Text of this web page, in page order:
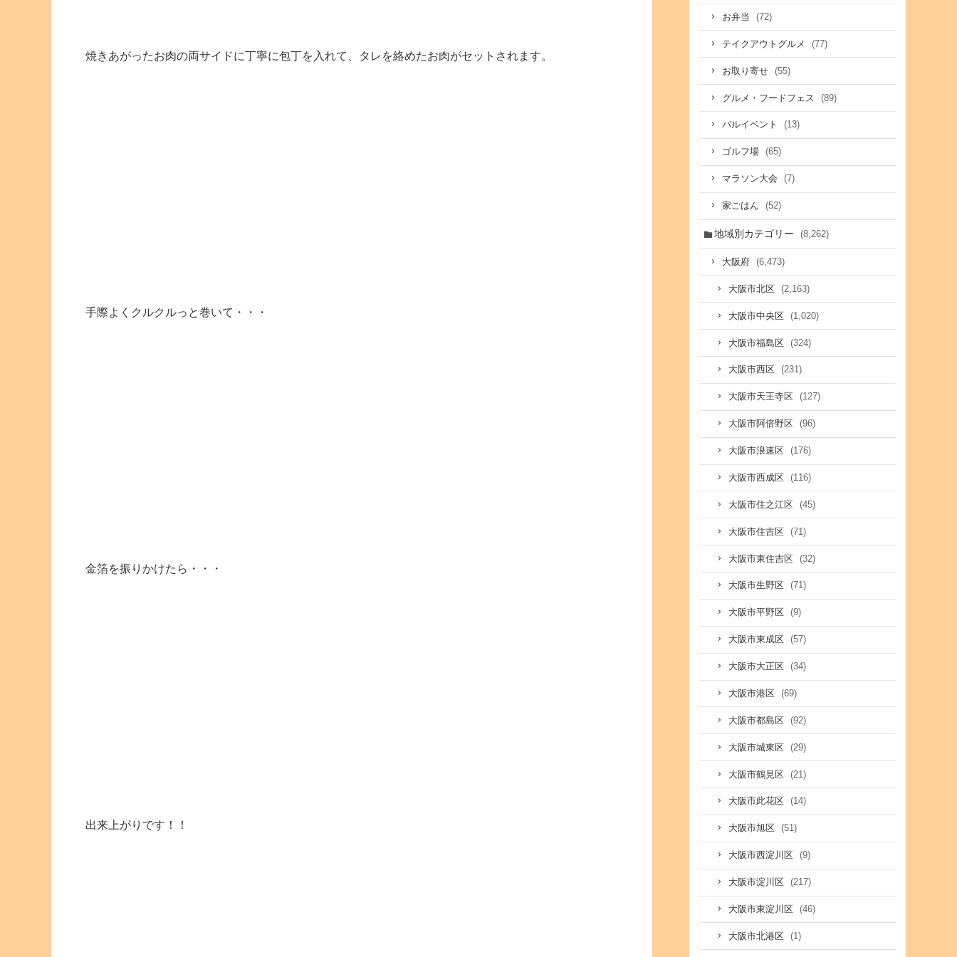
焼きあがったお肉の両サイドに丁寧に包丁を入れて、タレを絡めたお肉がセットされます。
手際よくクルクルっと巻いて・・・
金箔を振りかけたら・・・
出来上がりです！！
お弁当 (72)
テイクアウトグルメ (77)
お取り寄せ (55)
グルメ・フードフェス (89)
バルイベント (13)
ゴルフ場 (65)
マラソン大会 (7)
家ごはん (52)
地域別カテゴリー (8,262)
大阪府 (6,473)
大阪市北区 (2,163)
大阪市中央区 (1,020)
大阪市福島区 (324)
大阪市西区 (231)
大阪市天王寺区 (127)
大阪市阿倍野区 (96)
大阪市浪速区 (176)
大阪市西成区 (116)
大阪市住之江区 (45)
大阪市住吉区 (71)
大阪市東住吉区 (32)
大阪市生野区 (71)
大阪市平野区 (9)
大阪市東成区 (57)
大阪市大正区 (34)
大阪市港区 (69)
大阪市都島区 (92)
大阪市城東区 (29)
大阪市鶴見区 (21)
大阪市此花区 (14)
大阪市旭区 (51)
大阪市西淀川区 (9)
大阪市淀川区 (217)
大阪市東淀川区 (46)
大阪市北港区 (1)